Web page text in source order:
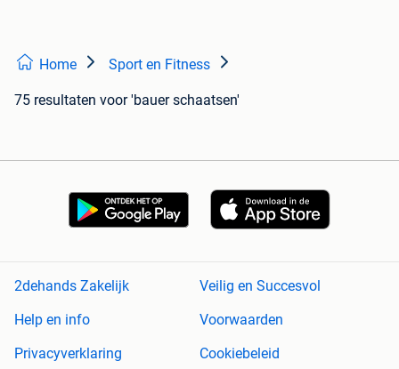
Home Sport en Fitness
75 resultaten voor 'bauer schaatsen'
2dehands Zakelijk
Veilig en Succesvol
Help en info
Voorwaarden
Privacyverklaring
Cookiebeleid